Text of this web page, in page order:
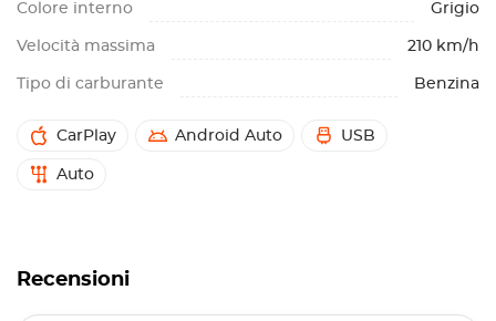
Colore interno Grigio
Velocità massima 210 km/h
Tipo di carburante Benzina
CarPlay Android Auto USB
Auto
Recensioni